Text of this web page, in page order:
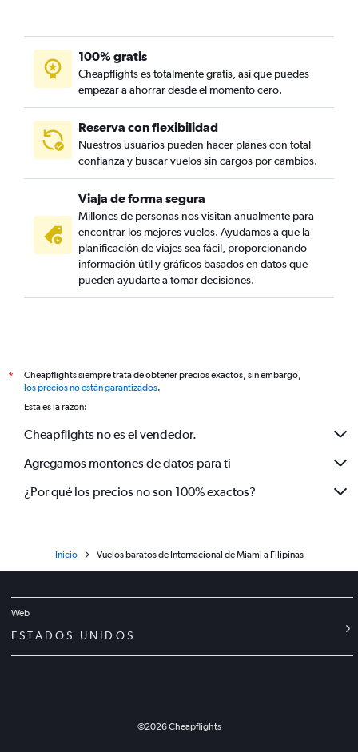
100% gratis
Cheapflights es totalmente gratis, así que puedes
empezar a ahorrar desde el momento cero.
Reserva con flexibilidad
Nuestros usuarios pueden hacer planes con total
confianza y buscar vuelos sin cargos por cambios.
Viaja de forma segura
Millones de personas nos visitan anualmente para
encontrar los mejores vuelos. Ayudamos a que la
planificación de viajes sea fácil, proporcionando
información útil y gráficos basados en datos que
pueden ayudarte a tomar decisiones.
*
Cheapflights siempre trata de obtener precios exactos, sin embargo,
los precios no están garantizados.
Esta es la razón:
Cheapflights no es el vendedor.
Agregamos montones de datos para ti
¿Por qué los precios no son 100% exactos?
Inicio Vuelos baratos de Internacional de Miami a Filipinas
Web
ESTADOS UNIDOS
©2026Cheapflights